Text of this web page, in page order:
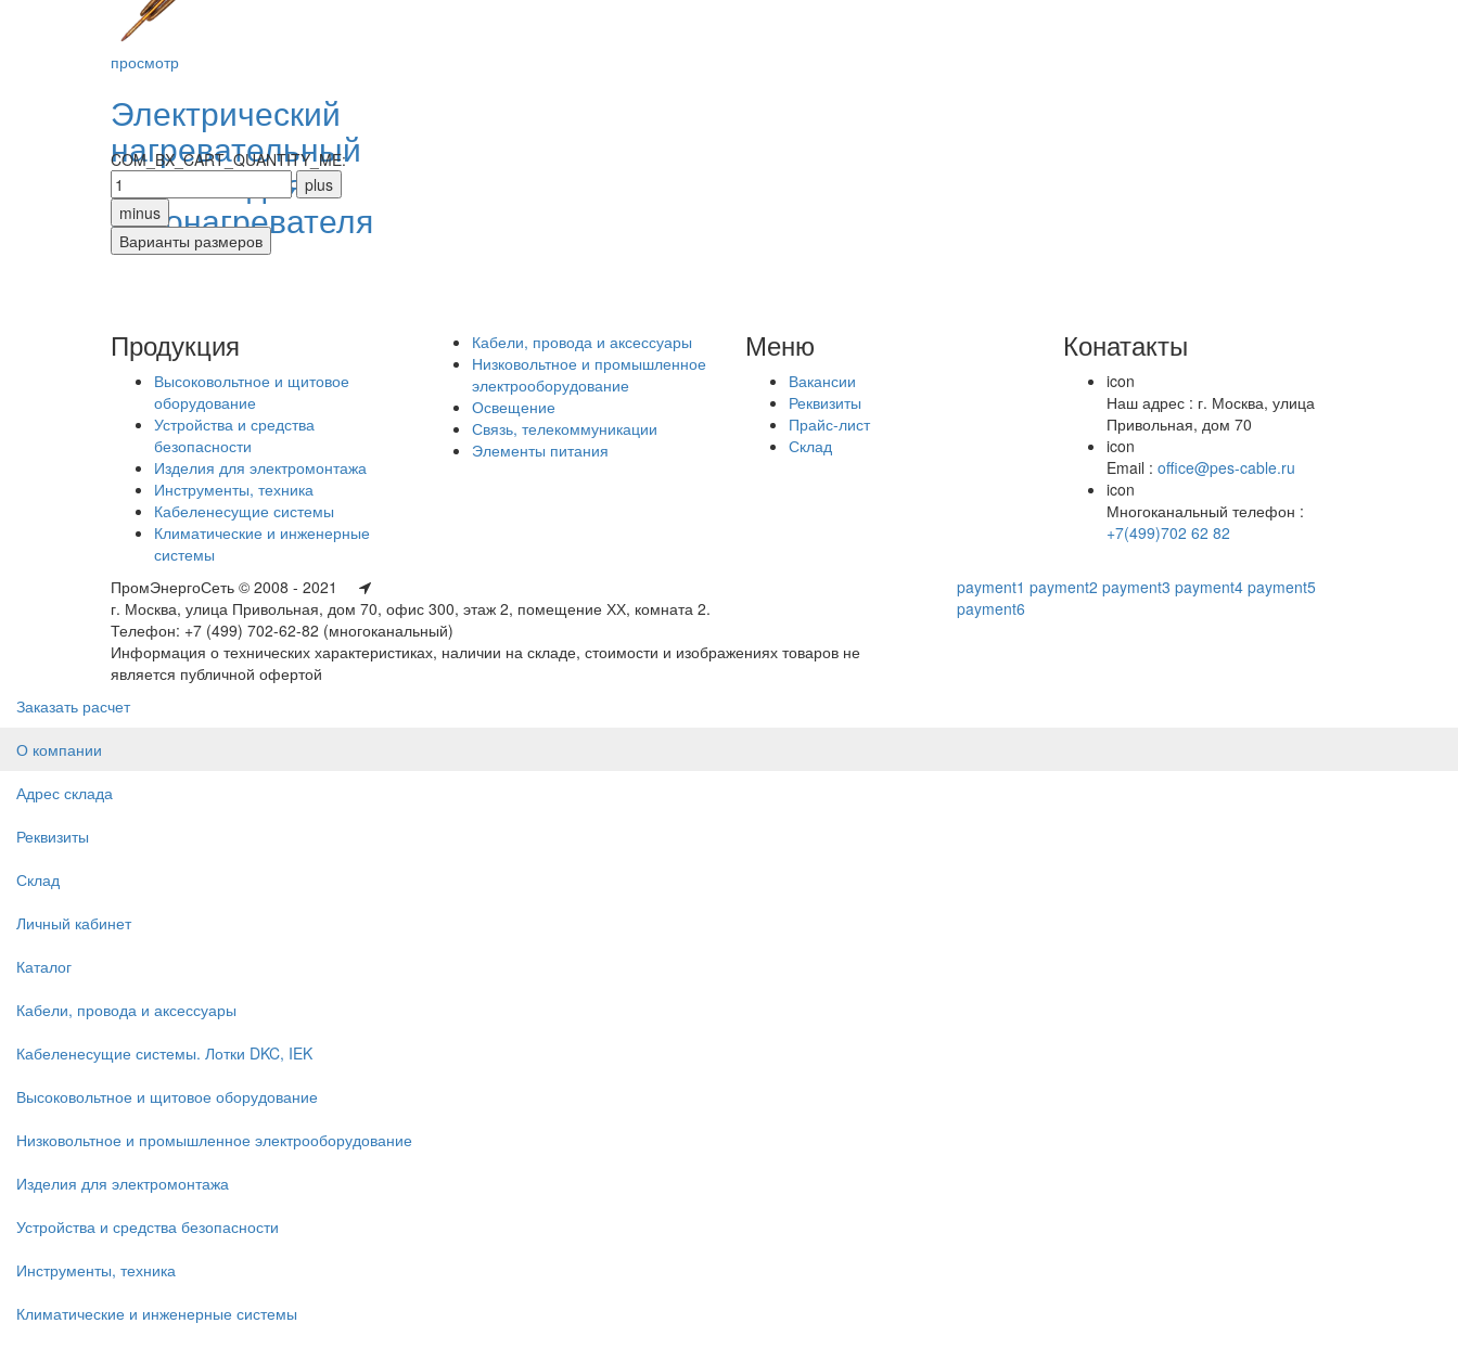
просмотр
Электрический
нагревательный
элемент для
водонагревателя
COM_BX_CART_QUANTITY_ME:
Продукция
Высоковольтное и щитовое
оборудование
Устройства и средства
безопасности
Изделия для электромонтажа
Инструменты, техника
Кабеленесущие системы
Климатические и инженерные
системы
Кабели, провода и аксессуары
Низковольтное и промышленное
электрооборудование
Освещение
Связь, телекоммуникации
Элементы питания
Меню
Вакансии
Реквизиты
Прайс-лист
Склад
Конатакты
icon
Наш адрес : г. Москва, улица
Привольная, дом 70
icon
Email : office@pes-cable.ru
icon
Многоканальный телефон :
+7(499)702 62 82
ПромЭнергоСеть © 2008 - 2021
г. Москва, улица Привольная, дом 70, офис 300, этаж 2, помещение ХХ, комната 2.
Телефон: +7 (499) 702-62-82 (многоканальный)
Информация о технических характеристиках, наличии на складе, стоимости и изображениях товаров не
является публичной офертой
payment1 payment2 payment3 payment4 payment5
payment6
Заказать расчет
О компании
Адрес склада
Реквизиты
Склад
Личный кабинет
Каталог
Кабели, провода и аксессуары
Кабеленесущие системы. Лотки DKC, IEK
Высоковольтное и щитовое оборудование
Низковольтное и промышленное электрооборудование
Изделия для электромонтажа
Устройства и средства безопасности
Инструменты, техника
Климатические и инженерные системы